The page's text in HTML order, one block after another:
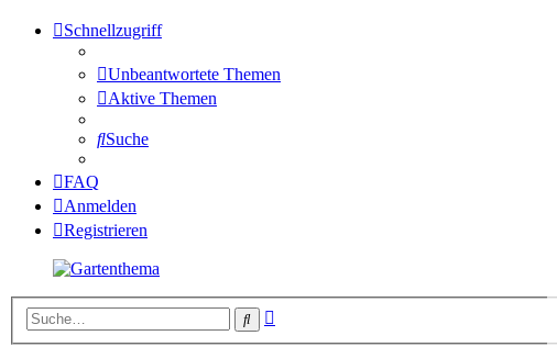
Schnellzugriff
Unbeantwortete Themen
Aktive Themen
Suche
FAQ
Anmelden
Registrieren
Suche